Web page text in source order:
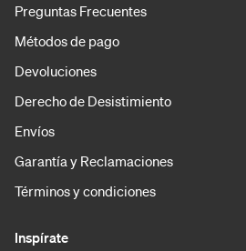
Preguntas Frecuentes
Métodos de pago
Devoluciones
Derecho de Desistimiento
Envíos
Garantía y Reclamaciones
Términos y condiciones
Inspírate